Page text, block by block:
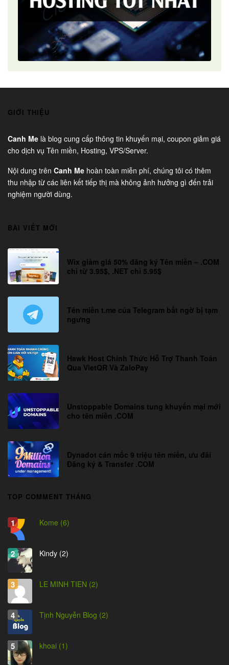
GIỚI THIỆU
Canh Melà blog cung cấp thông tin khuyến mại, coupon giảm giá
cho dịch vụ Tên miền, Hosting, VPS/Server.
Nội dung trên Canh Mehoàn toàn miễn phí, chúng tôi có thêm
thu nhập từ các liên kết tiếp thị mà không ảnh hưởng gì đến trải
nghiệm người dùng.
BÀI VIẾT MỚI
Wix giảm giá 50% đăng ký Tên miền – .COM
chỉ từ 3.95$, .NET chỉ 5.95$
Tên miền t.me của Telegram bất ngờ bị tạm
ngưng
Hawk Host Chính Thức Hỗ Trợ Thanh Toán
Qua VietQR Và ZaloPay
Unstoppable Domains tung khuyến mại mới
cho tên miền .COM
Dynadot cán mốc 9 triệu tên miền, ưu đãi
Đăng ký & Transfer .COM
TOP COMMENT THÁNG
Kome (6)
Kindy (2)
LE MINH TIEN (2)
Tịnh Nguyễn Blog (2)
khoai (1)